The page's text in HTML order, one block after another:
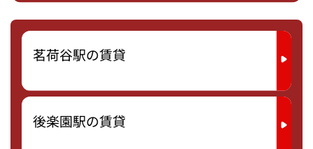
茗荷谷駅の賃貸
後楽園駅の賃貸